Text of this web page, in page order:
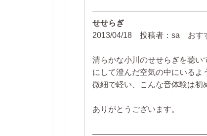
せせらぎ
2013/04/18 投稿者：sa お
清らかな小川のせせらぎを聴い
にして澄んだ空気の中にいるよ
微細で軽い、こんな音体験は初
ありがとうございます。